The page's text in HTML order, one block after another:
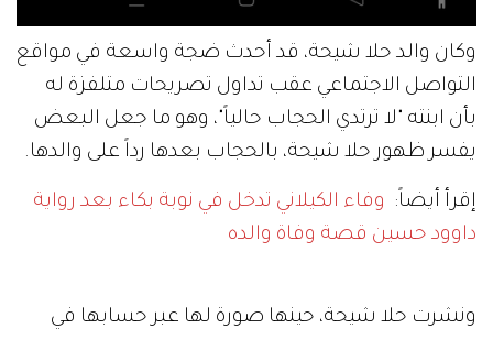
وكان والد حلا شيحة، قد أحدث ضجة واسعة في مواقع
التواصل الاجتماعي عقب تداول تصريحات متلفزة له
بأن ابنته "لا ترتدي الحجاب حالياً"، وهو ما جعل البعض
يفسر ظهور حلا شيحة، بالحجاب بعدها رداً على والدها.
إقرأ أيضاً: وفاء الكيلاني تدخل في نوبة بكاء بعد رواية
داوود حسين قصة وفاة والده
ونشرت حلا شيحة، حينها صورة لها عبر حسابها في